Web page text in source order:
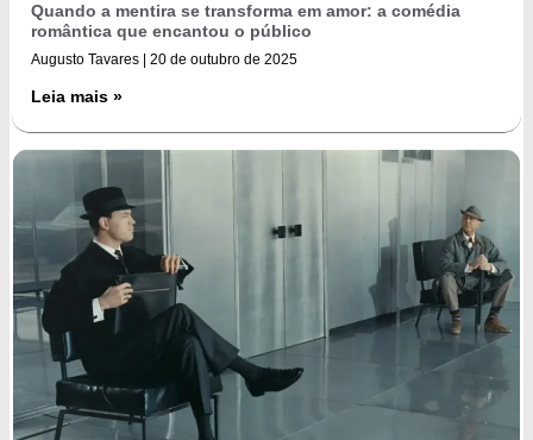
Quando a mentira se transforma em amor: a comédia
romântica que encantou o público
Augusto Tavares 20 de outubro de 2025
Leia mais »